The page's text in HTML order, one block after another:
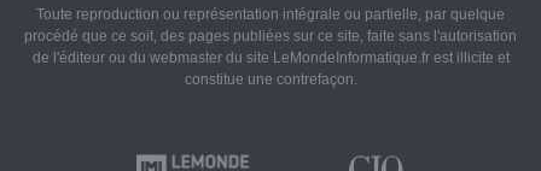
Toute reproduction ou représentation intégrale ou partielle, par quelque
procédé que ce soit, des pages publiées sur ce site, faite sans l'autorisation
de l'éditeur ou du webmaster du site LeMondeInformatique.fr est illicite et
constitue une contrefaçon.